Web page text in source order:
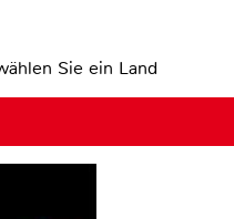
Sie ein Land